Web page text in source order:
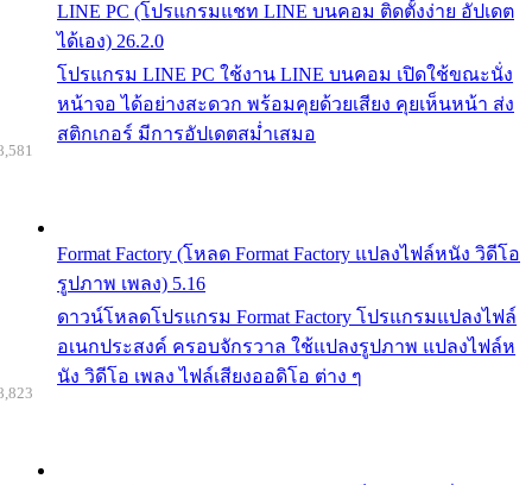
LINE PC (โปรแกรมแชท LINE บนคอม ติดตั้งง่าย อัปเดต
ได้เอง) 26.2.0
โปรแกรม LINE PC ใช้งาน LINE บนคอม เปิดใช้ขณะนั่ง
หน้าจอ ได้อย่างสะดวก พร้อมคุยด้วยเสียง คุยเห็นหน้า ส่ง
สติกเกอร์ มีการอัปเดตสม่ำเสมอ
Format Factory (โหลด Format Factory แปลงไฟล์หนัง วิดีโอ
รูปภาพ เพลง) 5.16
ดาวน์โหลดโปรแกรม Format Factory โปรแกรมแปลงไฟล์
อเนกประสงค์ ครอบจักรวาล ใช้แปลงรูปภาพ แปลงไฟล์ห
นัง วิดีโอ เพลง ไฟล์เสียงออดิโอ ต่าง ๆ